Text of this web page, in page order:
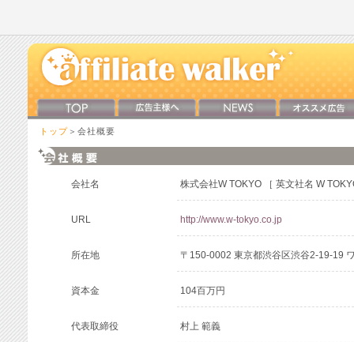
トップ ＞会社概要
会社名 株式会社W TOKYO ［ 英文社名 W
URL http://www.w-tokyo.co.jp
所在地 〒150-0002 東京都渋谷区渋谷2-19-19
資本金 104百万円
代表取締役 村上 範義